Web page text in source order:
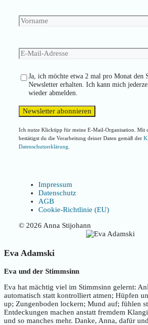
Ja, ich möchte etwa 2 mal pro Monat
Newsletter erhalten. Ich kann mich
wieder abmelden.
Ich nutze Klicktipp für meine E-Mail-Organisation. Mit
bestätigst du die Verarbeitung deiner Daten gemäß der
Datenschutzerklärung
Impressum
Datenschutz
AGB
Cookie-Richtlinie (EU)
© 2026 Anna Stijohann
Eva Adamski
Eva und der Stimmsinn
Eva hat mächtig viel im Stimmsinn gelernt:
automatisch statt kontrolliert atmen; Hüpfen
up; Zungenboden lockern; Mund auf; fühlen
Entdeckungen machen anstatt fremdem
und so manches mehr. Danke, Anna, dafür